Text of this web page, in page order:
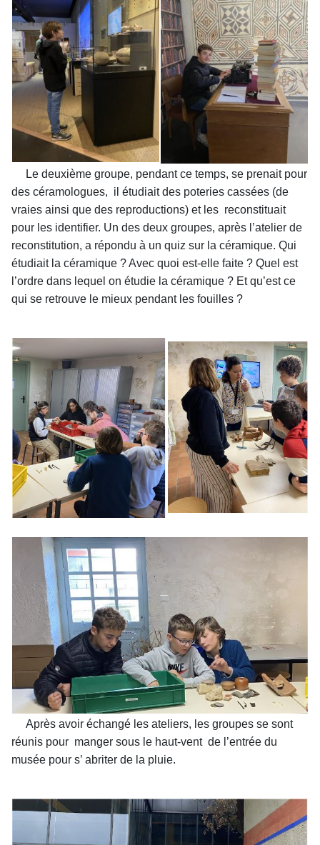
Le deuxième groupe, pendant ce temps, se prenait pour
des céramologues, il étudiait des poteries cassées (de
vraies ainsi que des reproductions) et les reconstituait
pour les identifier. Un des deux groupes, après l’atelier de
reconstitution, a répondu à un quiz sur la céramique. Qui
étudiait la céramique ? Avec quoi est-elle faite ? Quel est
l’ordre dans lequel on étudie la céramique ? Et qu’est ce
qui se retrouve le mieux pendant les fouilles ?
Après avoir échangé les ateliers, les groupes se sont
réunis pour manger sous le haut-vent de l’entrée du
musée pour s’ abriter de la pluie.